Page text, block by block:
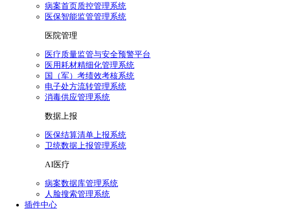
病案首页质控管理系统
医保智能监管管理系统
医院管理
医疗质量监管与安全预警平台
医用耗材精细化管理系统
国（军）考绩效考核系统
电子处方流转管理系统
消毒供应管理系统
数据上报
医保结算清单上报系统
卫统数据上报管理系统
AI医疗
病案数据库管理系统
人脸搜索管理系统
插件中心